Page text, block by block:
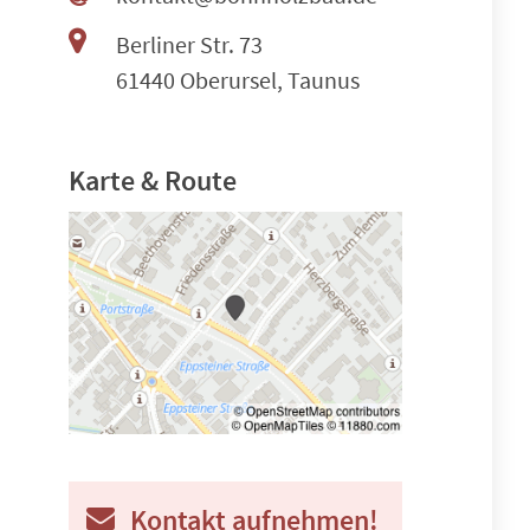
Berliner Str. 73
61440 Oberursel, Taunus
Karte & Route
Kontakt aufnehmen!